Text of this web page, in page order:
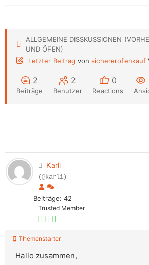
ALLGEMEINE DISSKUSSIONEN
UND ÖFEN)
Letzter Beitrag von sichererofenkauf
2
Beiträge
2
Benutzer
0
Reactions
Karli
(@karli)
Beiträge: 42
Trusted Member
Themenstarter
Hallo zusammen,